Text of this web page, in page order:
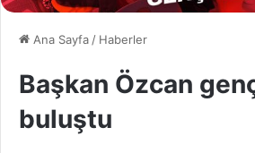
Ana Sayfa/ Haberler
Başkan Özcan
buluştu